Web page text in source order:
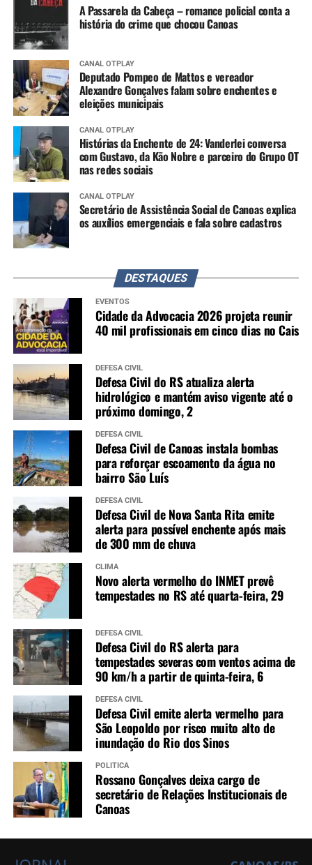
A Passarela da Cabeça – romance policial conta a
história do crime que chocou Canoas
CANAL OTPLAY
Deputado Pompeo de Mattos e vereador
Alexandre Gonçalves falam sobre enchentes e
eleições municipais
CANAL OTPLAY
Histórias da Enchente de 24: Vanderlei conversa
com Gustavo, da Kão Nobre e parceiro do Grupo OT
nas redes sociais
CANAL OTPLAY
Secretário de Assistência Social de Canoas explica
os auxílios emergenciais e fala sobre cadastros
DESTAQUES
EVENTOS
Cidade da Advocacia 2026 projeta reunir
40 mil profissionais em cinco dias no Cais
DEFESA CIVIL
Defesa Civil do RS atualiza alerta
hidrológico e mantém aviso vigente até o
próximo domingo, 2
DEFESA CIVIL
Defesa Civil de Canoas instala bombas
para reforçar escoamento da água no
bairro São Luís
DEFESA CIVIL
Defesa Civil de Nova Santa Rita emite
alerta para possível enchente após mais
de 300 mm de chuva
CLIMA
Novo alerta vermelho do INMET prevê
tempestades no RS até quarta-feira, 29
DEFESA CIVIL
Defesa Civil do RS alerta para
tempestades severas com ventos acima de
90 km/h a partir de quinta-feira, 6
DEFESA CIVIL
Defesa Civil emite alerta vermelho para
São Leopoldo por risco muito alto de
inundação do Rio dos Sinos
POLÍTICA
Rossano Gonçalves deixa cargo de
secretário de Relações Institucionais de
Canoas